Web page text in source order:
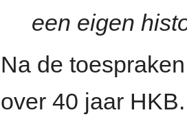
een eigen
Na de
over 40 jaar